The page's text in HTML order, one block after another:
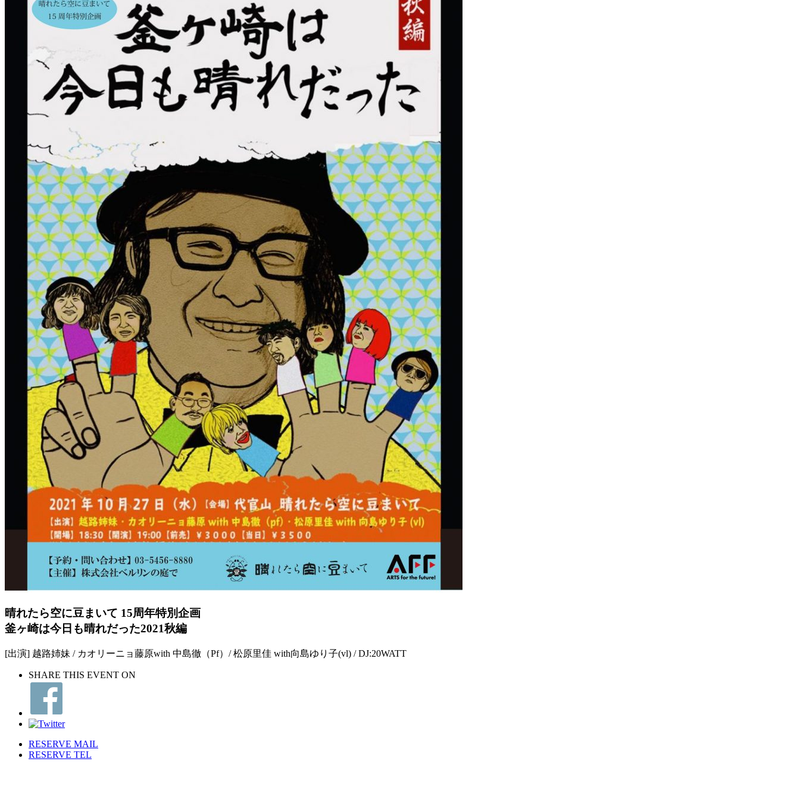
晴れたら空に豆まいて 15周年特別企画
釜ヶ崎は今日も晴れだった2021秋編
[出演] 越路姉妹 / カオリーニョ藤原with 中島徹（Pf）/ 松原里佳 with向島ゆり子(vl) / DJ:20WATT
SHARE THIS EVENT ON
RESERVE MAIL
RESERVE TEL